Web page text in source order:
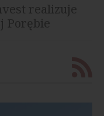
realizuje
Porębie